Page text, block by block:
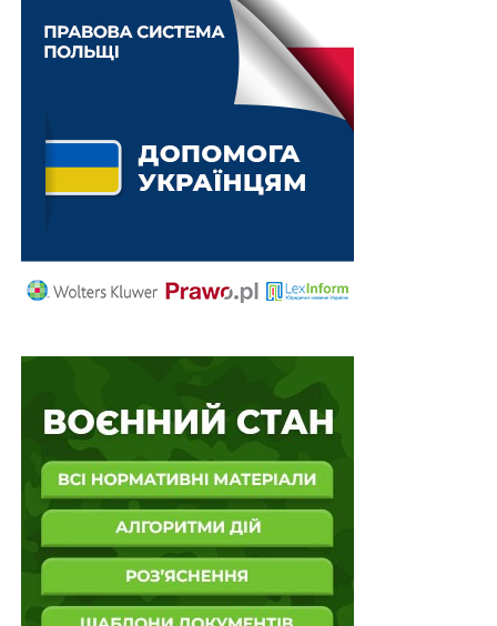
військових намірів на українській землі, а й
вимагають відкриття судового провадження та
встановлення справедливого покарання для
військово-політичних злочинців найвищого рангу.
Здавалося б, міжнародна спільнота виробила дієвий
механізм й у цьому питанні. У 1998 році було
створено Міжнародний кримінальний суд, який почав
якого й засновано МКС. Він є постійно діючим
міжнародним трибуналом, робота якого спрямована
військових злочинах та злочинах проти людяності.
Отже, в центрі уваги МКС — чотири види злочинів:
злочини проти людяності, воєнні злочини, геноцид і
злочини агресії. Водночас, щоб кваліфікувати події як
міжнародний злочин, вони повинні мати щонайменше
одну з таких ознак злочинів, як систематичність
скоєння та широкомасштабність, Суд розглядає
найкричущі порушення законів і звичаїв ведення
війни, які передбачено Женевськими конвенціями.